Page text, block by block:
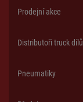
Prodejní akce
Distributoři truck dílů
Pneumatiky